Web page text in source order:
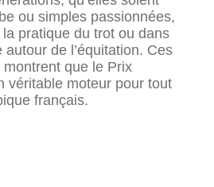
ou simples passionnées,
la pratique du trot ou dans
autour de l’équitation. Ces
que le Prix
véritable moteur pour tout
français.